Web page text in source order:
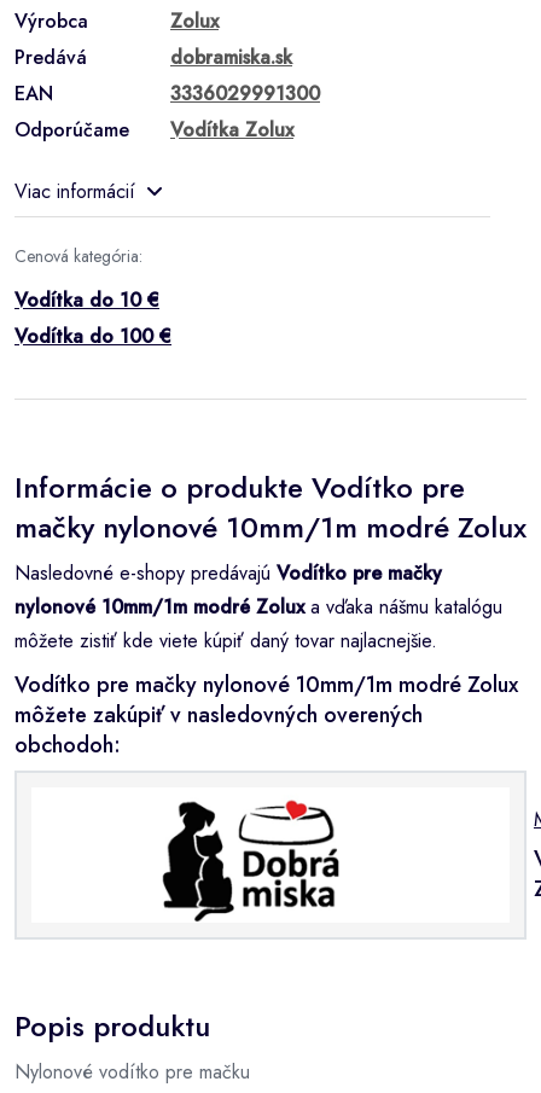
Výrobca
Zolux
Predává
dobramiska.sk
EAN
3336029991300
Odporúčame
Vodítka Zolux
Viac informácií
Cenová kategória:
Vodítka do 10 €
Vodítka do 100 €
Informácie o produkte Vodítko pre
mačky nylonové 10mm/1m modré Zolux
Nasledovné e-shopy predávajú Vodítko pre mačky
nylonové 10mm/1m modré Zoluxa vďaka nášmu katalógu
môžete zistiť kde viete kúpiť daný tovar najlacnejšie.
Vodítko pre mačky nylonové 10mm/1m modré Zolux
môžete zakúpiť v nasledovných overených
obchodoh:
Popis produktu
Nylonové vodítko pre mačku